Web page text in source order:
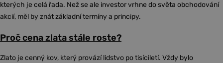
kterých je celá řada. Než se ale investor vrhne do světa obchodování
akcií, měl by znát základní termíny a principy.
Proč cena zlata stále roste?
Zlato je cenný kov, který provází lidstvo po tisíciletí. Vždy bylo